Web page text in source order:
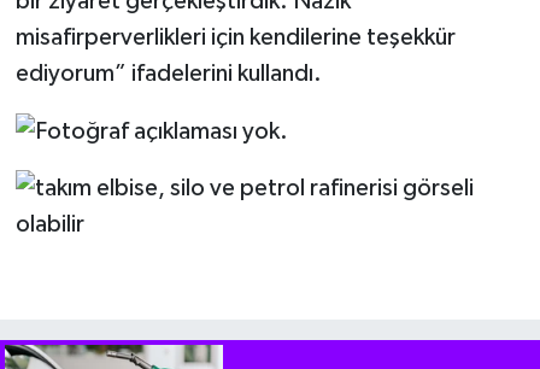
misafirperverlikleri için kendilerine teşekkür
ediyorum” ifadelerini kullandı.